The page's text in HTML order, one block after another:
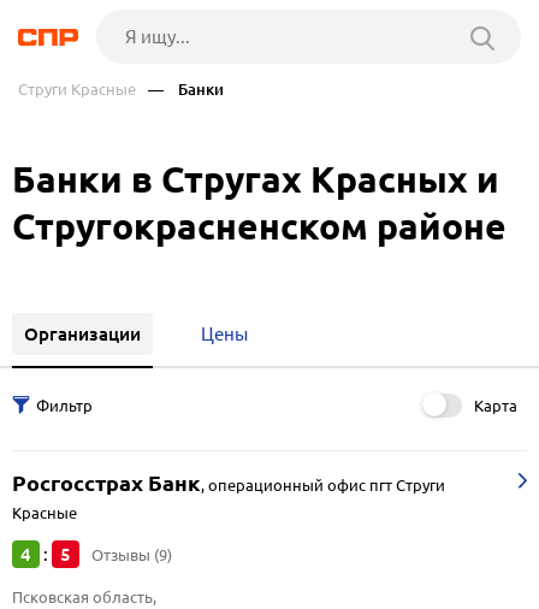
Струги Красные — Банки
Банки в Стругах Красных и
Стругокрасненском районе
Организации Цены
Карта
Росгосстрах Банк,операционный офис пгт Струги
Красные
4 : 5 Отзывы (9)
Псковская область,